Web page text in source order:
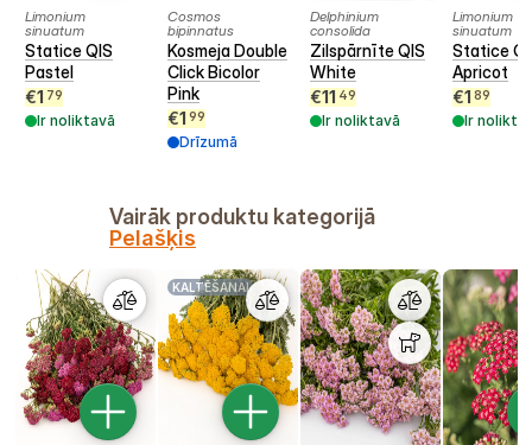
Limonium
sinuatum
Statice QIS
Pastel
€1 79
Ir noliktavā
Cosmos
bipinnatus
Kosmeja Double
Click Bicolor
Pink
€1 99
Drīzumā
Delphinium
consolida
Zilspārnīte QIS
White
€11 49
Ir noliktavā
Limonium
sinuatum
Statice
Apricot
€1 89
Ir
Vairāk produktu kategorijā
Pelašķis
KALTĒŠANAI